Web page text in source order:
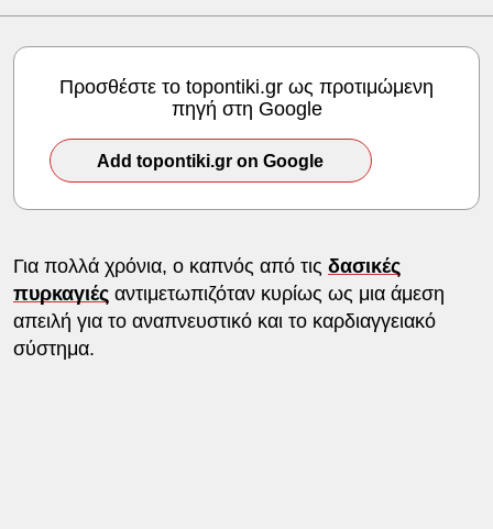
Προσθέστε το topontiki.gr ως προτιμώμενη
πηγή στη Google
Add topontiki.gr on Google
Για πολλά χρόνια, ο καπνός από τις δασικές
πυρκαγιέςαντιμετωπιζόταν κυρίως ως μια άμεση
απειλή για το αναπνευστικό και το καρδιαγγειακό
σύστημα.